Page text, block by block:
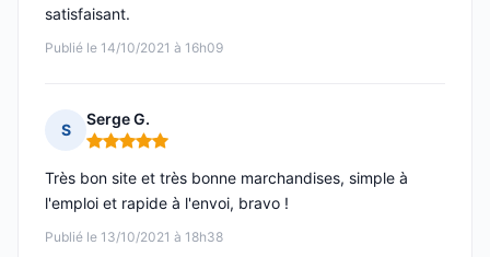
Publié le 14/10/2021 à 16h09
satisfaisant.
S
Serge G.
Note : 5 sur 5
Publié le 13/10/2021 à 18h38
Très bon site et très bonne marchandises, simple à
l'emploi et rapide à l'envoi, bravo !